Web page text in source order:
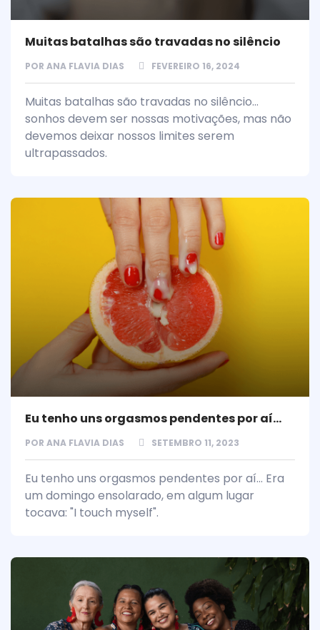
Muitas batalhas são travadas no silêncio
POR ANA FLAVIA DIAS FEVEREIRO 16, 2024
Muitas batalhas são travadas no silêncio...
sonhos devem ser nossas motivações, mas não
devemos deixar nossos limites serem
ultrapassados.
Eu tenho uns orgasmos pendentes por aí…
POR ANA FLAVIA DIAS SETEMBRO 11, 2023
Eu tenho uns orgasmos pendentes por aí... Era
um domingo ensolarado, em algum lugar
tocava: "I touch myself".